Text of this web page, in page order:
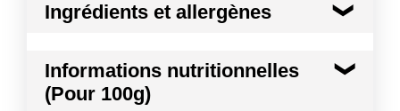
Ingrédients et allergènes
100% semoule de blé dur de qualité supérieure
Allergènes :
Informations nutritionnelles
(Pour 100g)